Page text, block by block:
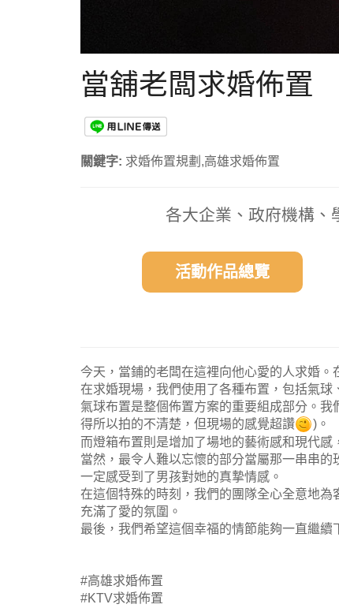
當舖老闆求婚佈置
關鍵字: 求婚佈置規劃,高雄求婚佈置
各大企業、政府機構、
活動作品總覽
今天，當鋪的老闆在這裡向他心愛的人求婚
在求婚現場，我們使用了各種布置，包括氣
氣球布置是整個佈置方案的重要組成部分。
得所以拍的不清楚，但現場的感覺超讚
)。
而燈箱布置則是增加了場地的藝術感和現代感
當然，最令人難以忘懷的部分當屬那一串串
一定感受到了男孩對她的真摯情感。
在這個特殊的時刻，我們的團隊全心全意地
充滿了愛的氛圍。
最後，我們希望這個幸福的情節能夠一直繼
#高雄求婚佈置
#KTV求婚佈置